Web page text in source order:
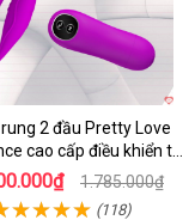
2 đầu Pretty Love
cao cấp điều khiển từ
xa
1.785.000₫
(118)